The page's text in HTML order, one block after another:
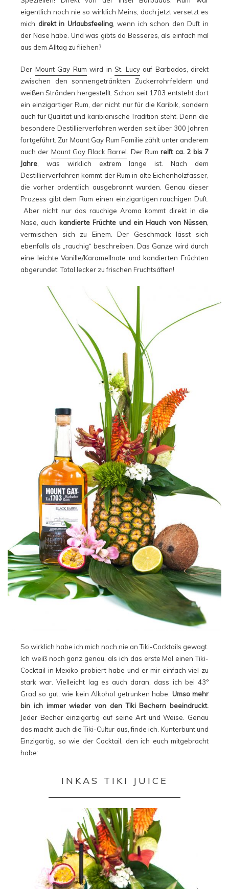
eigentlich noch nie so wirklich Meins, doch jetzt versetzt es
mich direkt in Urlaubsfeeling, wenn ich schon den Duft in
der Nase habe. Und was gibts da Besseres, als einfach mal
aus dem Alltag zu fliehen?
Der Mount Gay Rum wird in St. Lucyauf Barbados, direkt
zwischen den sonnengetränkten Zuckerrohrfeldern und
weißen Stränden hergestellt. Schon seit 1703 entsteht dort
ein einzigartiger Rum, der nicht nur für die Karibik, sondern
auch für Qualität und karibianische Tradition steht. Denn die
besondere Destillierverfahren werden seit über 300 Jahren
fortgeführt. Zur Mount Gay Rum Familie zählt unter anderem
auch der Mount Gay Black Barrel . Der Rumreift ca. 2 bis 7
Jahre , was wirklich extrem lange ist. Nach dem
Destillierverfahren kommt der Rum in alte Eichenholzfässer,
die vorher ordentlich ausgebrannt wurden. Genau dieser
Prozess gibt dem Rum einen einzigartigen rauchigen Duft.
Aber nicht nur das rauchige Aroma kommt direkt in die
Nase, auch kandierte Früchte und ein Hauch von Nüssen
vermischen sich zu Einem. Der Geschmack lässt sich
ebenfalls als „rauchig“ beschreiben. Das Ganze wird durch
eine leichte Vanille/Karamellnote und kandierten Früchten
abgerundet. Total lecker zu frischen Fruchtsäften!
So wirklich habe ich mich noch nie an Tiki-Cocktails gewagt.
Ich weiß noch ganz genau, als ich das erste Mal einen Tiki-
Cocktail in Mexiko probiert habe und er mir einfach viel zu
stark war. Vielleicht lag es auch daran, dass ich bei 43°
Grad so gut, wie kein Alkohol getrunken habe. Umso mehr
bin ich immer wieder von den Tiki Bechern beeindruckt.
Jeder Becher einzigartig auf seine Art und Weise. Genau
das macht auch die Tiki-Cultur aus, finde ich. Kunterbunt und
Einzigartig, so wie der Cocktail, den ich euch mitgebracht
habe:
INKAS TIKI JUICE